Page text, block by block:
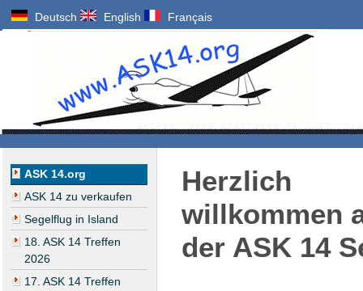
Deutsch English Français
ASK 14.org
ASK 14 zu verkaufen
Segelflug in Island
18. ASK 14 Treffen
2026
17. ASK 14 Treffen
Herzlich
willkommen
der ASK 14